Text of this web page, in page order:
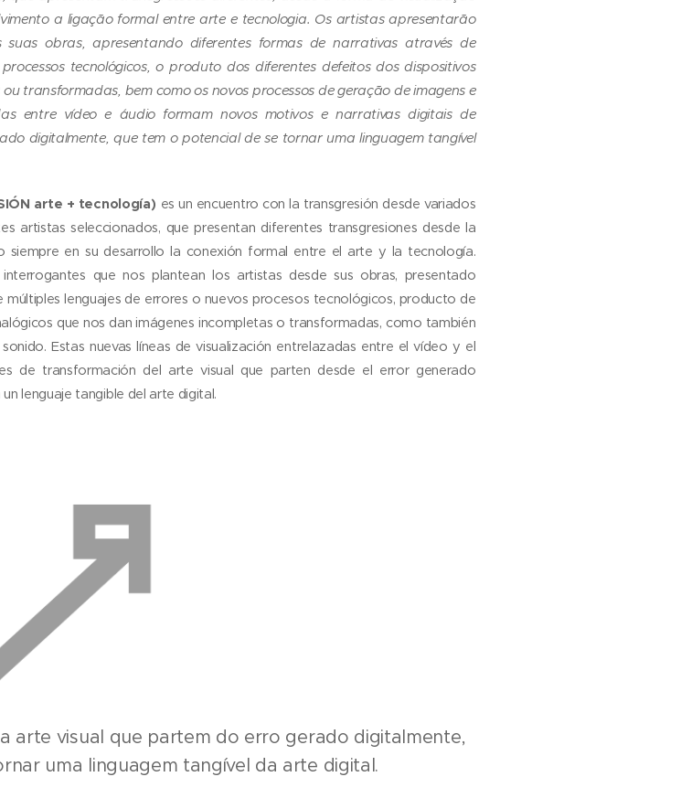
a ligação formal entre arte e tecnologia. Os artistas apresentarão
suas obras, apresentando diferentes formas de narrativas através de
tecnológicos, o produto dos diferentes defeitos dos dispositivos
transformadas, bem como os novos processos de geração de imagens e
entre vídeo e áudio formam novos motivos e narrativas digitais de
digitalmente, que tem o potencial de se tornar uma linguagem tangível
arte + tecnología) es un encuentro con la transgresión desde variados
artistas seleccionados, que presentan diferentes transgresiones desde la
siempre en su desarrollo la conexión formal entre el arte y la tecnología.
que nos plantean los artistas desde sus obras, presentado
lenguajes de errores o nuevos procesos tecnológicos, producto de
que nos dan imágenes incompletas o transformadas, como también
Estas nuevas líneas de visualización entrelazadas entre el vídeo y el
de transformación del arte visual que parten desde el error generado
lenguaje tangible del arte digital.
arte visual que partem do erro gerado digitalmente,
uma linguagem tangível da arte digital.